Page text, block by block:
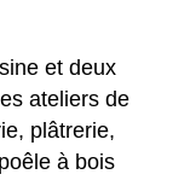
et deux
ateliers de
plâtrerie,
à bois